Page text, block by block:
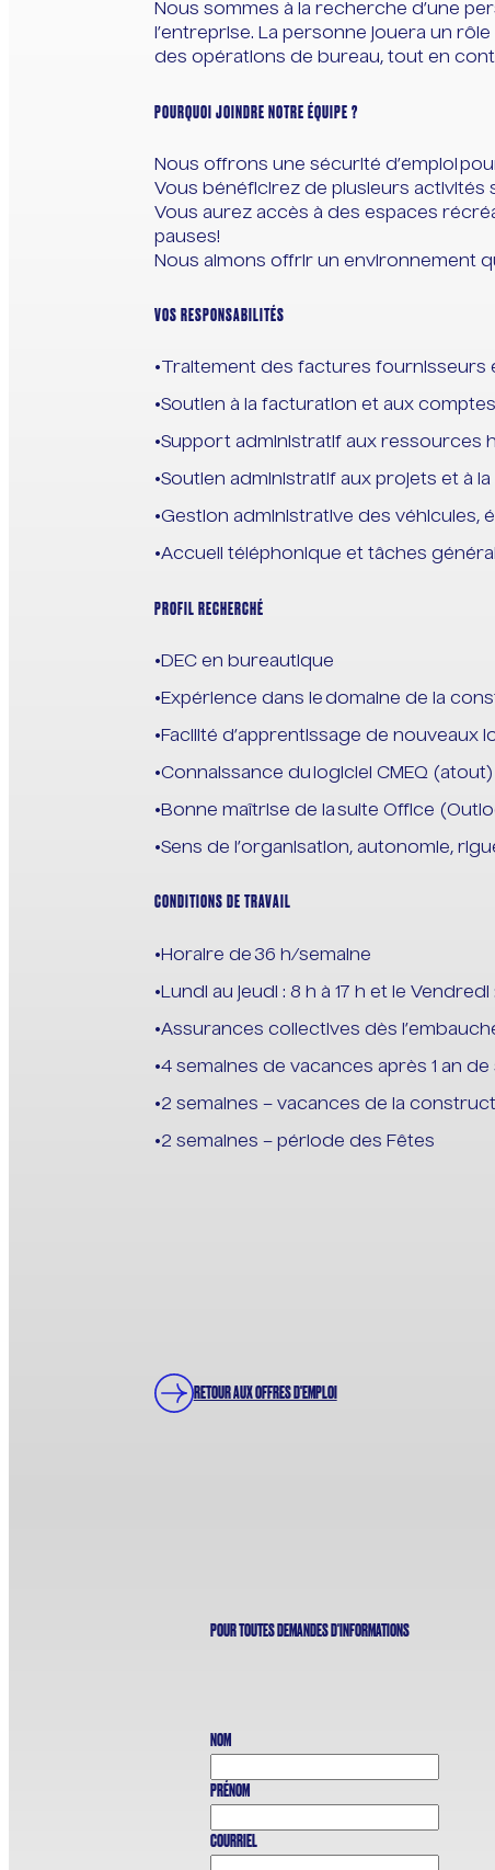
Nous sommes à la recherche d’une
l’entreprise. La personne jouera un
des opérations de bureau, tout en
POURQUOI JOINDRE NOTRE ÉQUIPE ?
Nous offrons une sécurité d’emploi
Vous bénéficirez de plusieurs
Vous aurez accès à des espaces
pauses!
Nous aimons offrir un environnement
VOS RESPONSABILITÉS
Traitement des factures fournisseurs
Soutien à la facturation et aux
Support administratif aux ressources
Soutien administratif aux projets et à
Gestion administrative des véhicules,
Accueil téléphonique et tâches
PROFIL RECHERCHÉ
DEC en bureautique
Expérience dans le domaine de la
Facilité d’apprentissage de nouveaux
Connaissance du logiciel CMEQ (atout)
Bonne maîtrise de la suite Office
Sens de l’organisation, autonomie,
CONDITIONS DE TRAVAIL
Horaire de 36 h/semaine
Lundi au jeudi : 8 h à 17 h et le Vendredi
Assurances collectives dès
4 semaines de vacances après 1 an
2 semaines – vacances de la
2 semaines – période des Fêtes
RETOUR AUX OFFRES D'EMPLOI
POUR TOUTES DEMANDES D'INFORMATIONS
NOM
PRÉNOM
COURRIEL